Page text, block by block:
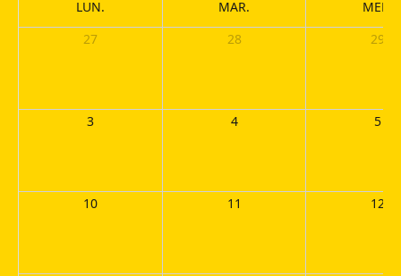
LUN. MAR.
MER.
27
28 29
3 4 5
10 11 12